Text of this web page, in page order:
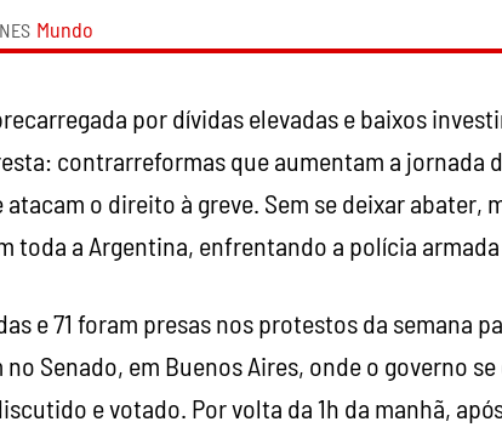
Mundo
por dívidas elevadas e baixos
contrarreformas que aumentam a jornada
o direito à greve. Sem se deixar abater,
toda a Argentina, enfrentando a polícia armada
e 71 foram presas nos protestos da semana
Senado, em Buenos Aires, onde o governo
e votado. Por volta da 1h da manhã,